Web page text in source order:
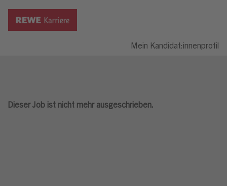
Mein Kandidat:innenprofil
Dieser Job ist nicht mehr ausgeschrieben.